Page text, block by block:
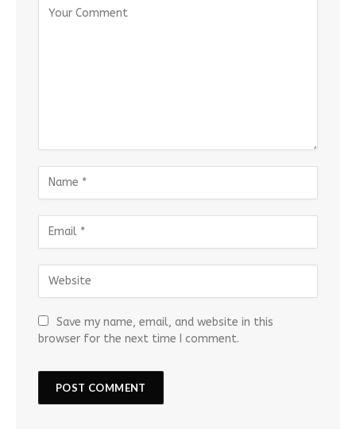
Save my name, email, and website in this
browser for the next time I comment.